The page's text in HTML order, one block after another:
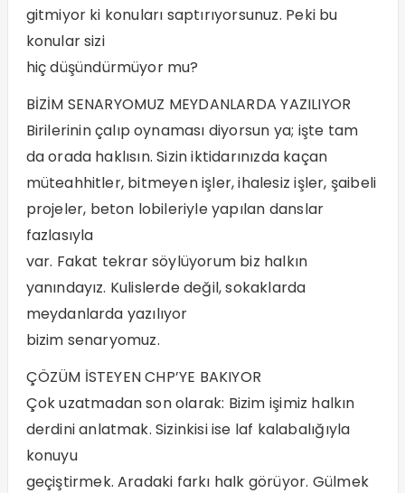
gitmiyor ki konuları saptırıyorsunuz. Peki bu
konular sizi
hiç düşündürmüyor mu?
BİZİM SENARYOMUZ MEYDANLARDA YAZILIYOR
Birilerinin çalıp oynaması diyorsun ya; işte tam
da orada haklısın. Sizin iktidarınızda kaçan
müteahhitler, bitmeyen işler, ihalesiz işler, şaibeli
projeler, beton lobileriyle yapılan danslar
fazlasıyla
var. Fakat tekrar söylüyorum biz halkın
yanındayız. Kulislerde değil, sokaklarda
meydanlarda yazılıyor
bizim senaryomuz.
ÇÖZÜM İSTEYEN CHP’YE BAKIYOR
Çok uzatmadan son olarak: Bizim işimiz halkın
derdini anlatmak. Sizinkisi ise laf kalabalığıyla
konuyu
geçiştirmek. Aradaki farkı halk görüyor. Gülmek